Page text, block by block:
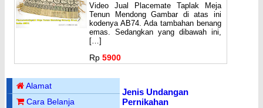
Video Jual Placemate Taplak Meja
Tenun Mendong Gambar di atas ini
kodenya AB74. Ada tambahan benang
emas. Sedangkan yang dibawah ini,
[…]
Rp 5900
Alamat
Cara Belanja
Jenis Undangan
Pernikahan